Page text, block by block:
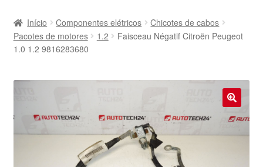
Carrinho
Envio para todo o planeta
Início Componentes elétricos
Chicotes de cabos
Pacotes de motores
1.2
Faisceau Négatif Citroën Peugeot
1.0 1.2 9816283680
🔍